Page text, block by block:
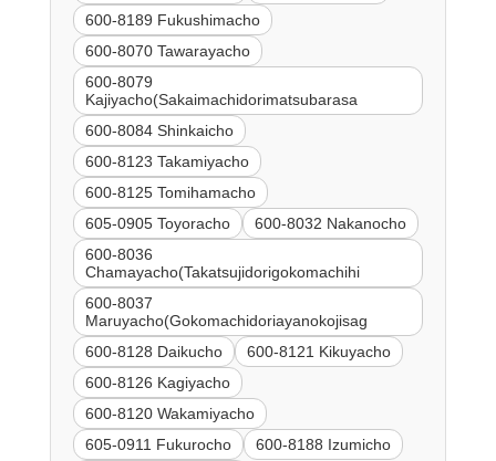
600-8189 Fukushimacho
600-8070 Tawarayacho
600-8079
Kajiyacho(Sakaimachidorimatsubarasa
600-8084 Shinkaicho
600-8123 Takamiyacho
600-8125 Tomihamacho
605-0905 Toyoracho
600-8032 Nakanocho
600-8036
Chamayacho(Takatsujidorigokomachihi
600-8037
Maruyacho(Gokomachidoriayanokojisag
600-8128 Daikucho
600-8121 Kikuyacho
600-8126 Kagiyacho
600-8120 Wakamiyacho
605-0911 Fukurocho
600-8188 Izumicho